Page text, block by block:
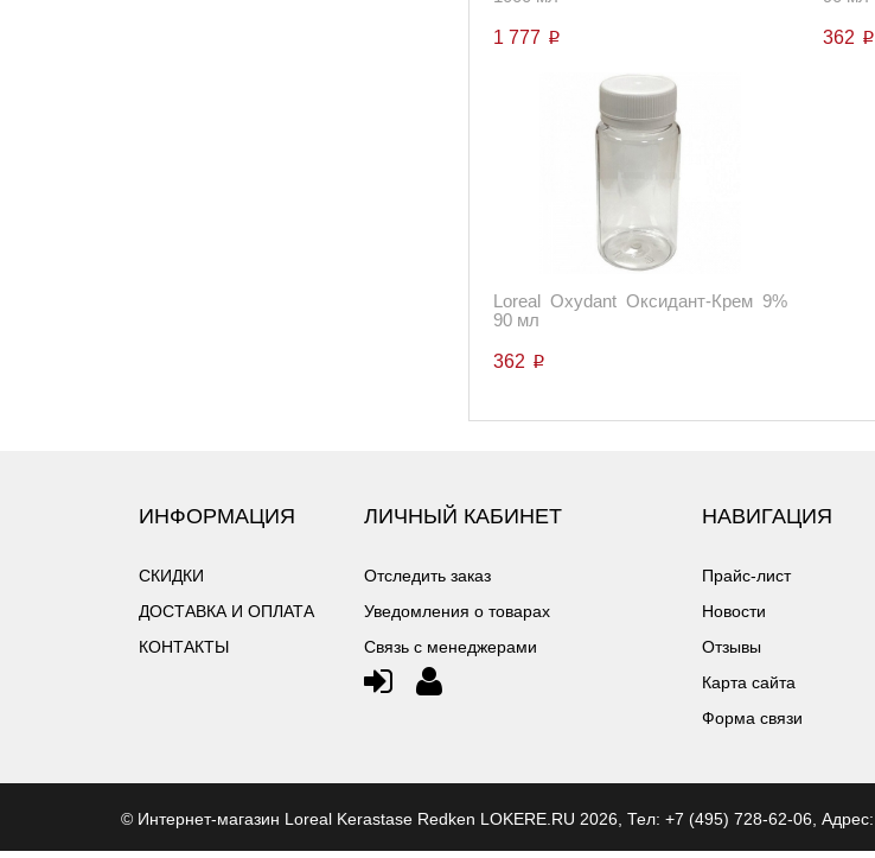
1 777 p 362 p
Loreal Oxydant Оксидант-Крем 9%
90 мл
362 p
ИНФОРМАЦИЯ
СКИДКИ
ДОСТАВКА И ОПЛАТА
КОНТАКТЫ
ЛИЧНЫЙ КАБИНЕТ
Отследить заказ
Уведомления о товарах
Связь с менеджерами
НАВИГАЦИЯ
Прайс-лист
Новости
Отзывы
Карта сайта
Форма связи
© Интернет-магазин Loreal Kerastase Redken LOKERE.RU 2026, Тел: +7 (495) 728-62-06 Адрес: